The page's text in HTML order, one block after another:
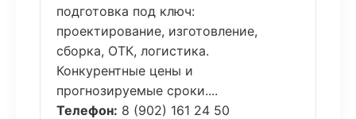
подготовка под ключ:
проектирование, изготовление,
сборка, ОТК, логистика.
Конкурентные цены и
прогнозируемые сроки....
Телефон: 8 (902) 161 24 50